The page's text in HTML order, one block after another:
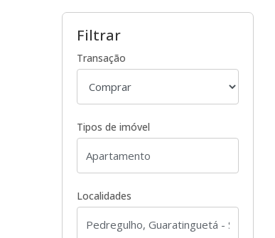
Filtrar
Transação
Tipos de imóvel
Localidades